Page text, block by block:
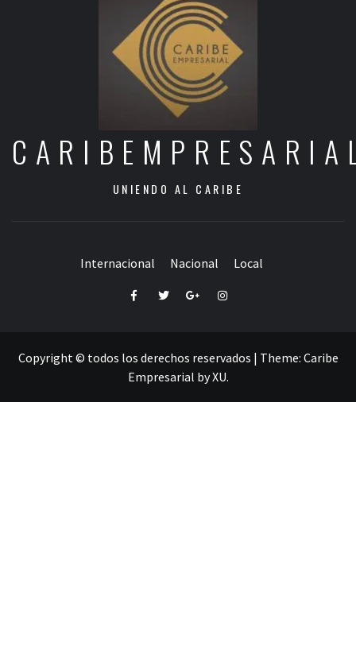
UNIENDO AL CARIBE
Internacional Nacional Local
FacebookTwitterGoogle+Instagram
Copyright © todos los derechos reservados | Theme: Caribe
Empresarial byXU.